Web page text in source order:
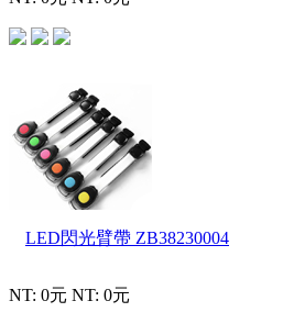
LED閃光臂帶 ZB38230004
NT: 0元 NT: 0元